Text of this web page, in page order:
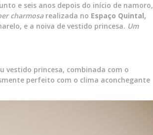
e seis anos depois do início de namoro,
charmosarealizada no Espaço Quintal,
e a noiva de vestido princesa. Um
vestido princesa, combinada com o
perfeito com o clima aconchegante